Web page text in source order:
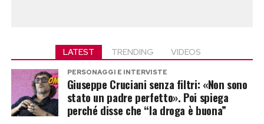
LATEST TRENDING VIDEOS
PERSONAGGI E INTERVISTE
Giuseppe Cruciani senza filtri: «Non sono
stato un padre perfetto». Poi spiega
perché disse che “la droga è buona”